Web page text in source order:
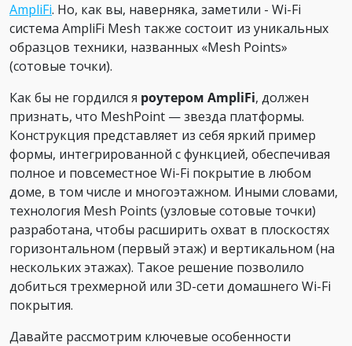
AmpliFi. Но, как вы, наверняка, заметили - Wi-Fi
система AmpliFi Mesh также состоит из уникальных
образцов техники, названных «Mesh Points»
(сотовые точки).
Как бы не гордился я роутером AmpliFi, должен
признать, что MeshPoint — звезда платформы.
Конструкция представляет из себя яркий пример
формы, интегрированной с функцией, обеспечивая
полное и повсеместное Wi-Fi покрытие в любом
доме, в том числе и многоэтажном. Иными словами,
технология Mesh Points (узловые сотовые точки)
разработана, чтобы расширить охват в плоскостях
горизонтальном (первый этаж) и вертикальном (на
нескольких этажах). Такое решение позволило
добиться трехмерной или 3D-сети домашнего Wi-Fi
покрытия.
Давайте рассмотрим ключевые особенности